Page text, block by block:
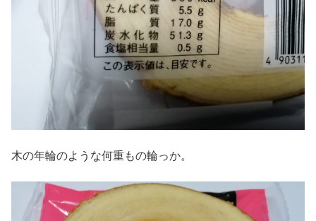
木の年輪のような何重もの輪っか。